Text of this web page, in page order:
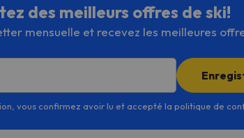
des meilleurs offres de ski!
mensuelle et recevez les meilleures
vous confirmez avoir lu et accepté la politique de